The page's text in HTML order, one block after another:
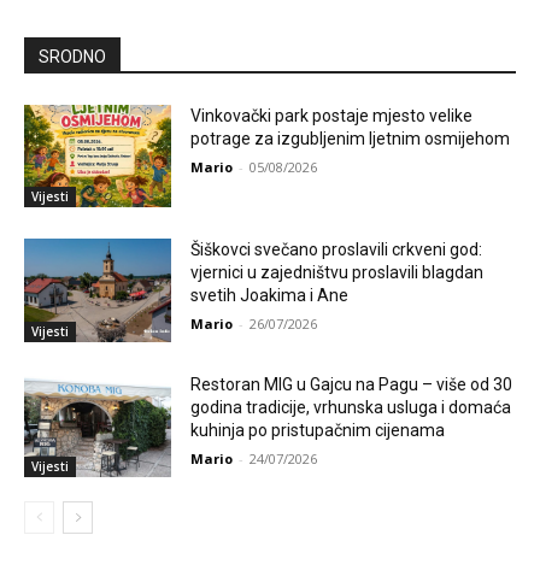
SRODNO
Vijesti
Vinkovački park postaje mjesto velike
potrage za izgubljenim ljetnim osmijehom
Mario - 05/08/2026
Vijesti
Šiškovci svečano proslavili crkveni god:
vjernici u zajedništvu proslavili blagdan
svetih Joakima i Ane
Mario - 26/07/2026
Vijesti
Restoran MIG u Gajcu na Pagu – više od 30
godina tradicije, vrhunska usluga i domaća
kuhinja po pristupačnim cijenama
Mario - 24/07/2026